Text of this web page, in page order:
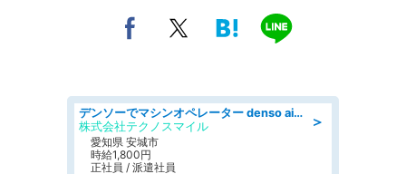
＞
デンソーでマシンオペレーター denso aichi
株式会社テクノスマイル
愛知県 安城市
時給1,800円
正社員 / 派遣社員